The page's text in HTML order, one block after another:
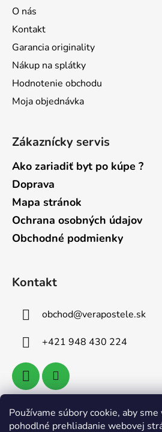
Používame súbory cookie, aby
pohodlné prehliadanie webovej
O nás
Kontakt
Garancia originality
Nákup na splátky
Hodnotenie obchodu
Moja objednávka
Zákaznícky servis
Ako zariadiť byt po kúpe ?
Doprava
Mapa stránok
Ochrana osobných údajov
Obchodné podmienky
Kontakt
obchod@verapostele.sk
+421 948 430 224
Vyhľadávanie